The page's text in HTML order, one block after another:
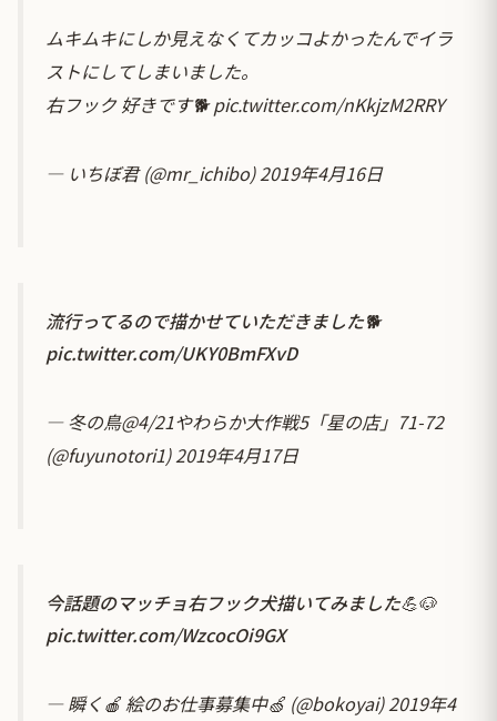
ムキムキにしか見えなくてカッコよかったんでイラ
ストにしてしまいました。
右フック 好きです🐕pic.twitter.com/nKkjzM2RRY
— いちぼ君 (@mr_ichibo)2019年4月16日
流行ってるので描かせていただきました🐕
pic.twitter.com/UKY0BmFXvD
— 冬の鳥@4/21やわらか大作戦5「星の店」71-72
(@fuyunotori1)2019年4月17日
今話題のマッチョ右フック犬描いてみました💪🐶
pic.twitter.com/WzcocOi9GX
— 瞬く🍎 絵のお仕事募集中🍏 (@bokoyai)2019年4